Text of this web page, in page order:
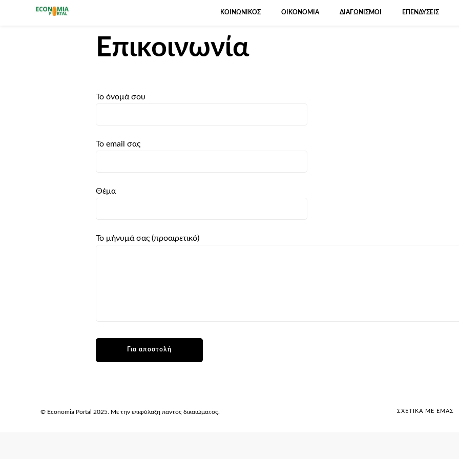
ΚΟΙΝΩΝΙΚΌΣ ΟΙΚΟΝΟΜΊΑ ΔΙΑΓΩΝΙΣΜΟΊ ΕΠΕΝΔΎΣΕΙΣ
Επικοινωνία
Το όνομά σου
Το email σας
Θέμα
Το μήνυμά σας (προαιρετικό)
© Economia Portal 2025. Με την επιφύλαξη παντός δικαιώματος. ΣΧΕΤΙΚΆ ΜΕ ΕΜΆΣ